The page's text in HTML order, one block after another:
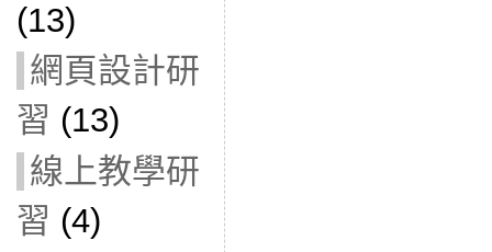
(13)
網頁設計研
習 (13)
線上教學研
習 (4)